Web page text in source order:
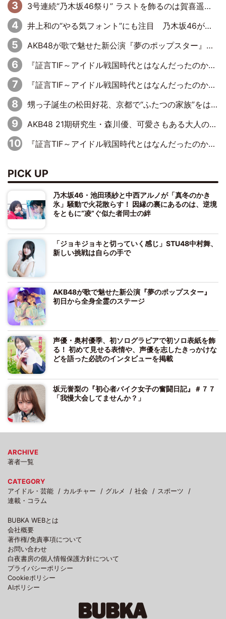
3号連続“乃木坂46祭り” ラストを飾るのは賀喜遥香…5年ぶりの登場に「5年分大人になった私を見ていただけたら」
井上和の“やる気フォント”にも注目 乃木坂46が挑んだ書道パフォーマンスの舞台裏
AKB48が歌で魅せた新公演『夢のポップスター』 初日から全身全霊のステージ
『証言TIF～アイドル戦国時代とはなんだったのか～』第6回：でんぱ組.inc・古川未鈴×相沢梨紗「『ハロプロやりたかったな』って言ったら、夢眠ねむさんに『てめえはでんぱ組．incなんだよ！』って肩パンされて(笑)」
『証言TIF～アイドル戦国時代とはなんだったのか～』第11回：私立恵比寿中学・真山りか×安本彩花「TIFで10年ぶりのキョンシーメイクをしたら、場を完全に引かせてしまって。時代が変わったんだなって」
甥っ子誕生の松田好花、京都で“ふたつの家族”をはしご！ “母”黒谷友香に見送られ、“父”松岡昌宏とはハシゴ酒
AKB48 21期研究生・森川優、可愛さもある大人の女性に
『証言TIF～アイドル戦国時代とはなんだったのか～』第10回：さくら学院・武藤彩未×飯田らうら「正直、中3で辞めるというのを信じてなくて。そう言われてはいたけど、嘘でしょって」
PICK UP
乃木坂46・池田瑛紗と中西アルノが「真冬のかき
氷」騒動で火花散らす！ 因縁の裏にあるのは、逆境
をともに“凌”ぐ似た者同士の絆
「ジョキジョキと切っていく感じ」STU48中村舞、
新しい挑戦は自らの手で
AKB48が歌で魅せた新公演『夢のポップスター』
初日から全身全霊のステージ
声優・奥村優季、初ソログラビアで初ソロ表紙を飾
る！ 初めて見せる表情や、声優を志したきっかけな
どを語った必読のインタビューを掲載
坂元誉梨の『初心者バイク女子の奮闘日記』＃７７
「我慢大会してませんか？」
ARCHIVE
著者一覧
CATEGORY
アイドル・芸能
カルチャー グルメ 社会
スポーツ
連載・コラム
BUBKA WEBとは
会社概要
著作権/免責事項について
お問い合わせ
白夜書房の個人情報保護方針について
プライバシーポリシー
Cookieポリシー
AIポリシー